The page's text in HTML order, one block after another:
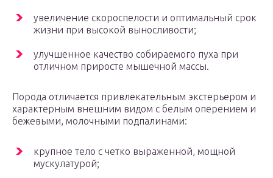
увеличение скороспелости и оптимальный срок
жизни при высокой выносливости;
улучшенное качество собираемого пуха при
отличном приросте мышечной массы.
Порода отличается привлекательным экстерьером и
характерным внешним видом с белым оперением и
бежевыми, молочными подпалинами:
крупное тело с четко выраженной, мощной
мускулатурой;